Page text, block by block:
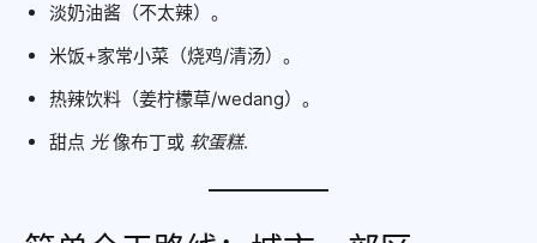
淡奶油酱（不太辣）。
米饭+家常小菜（烧鸡/清汤）。
热辣饮料（姜柠檬草/wedang）。
甜点 光像布丁或 软蛋糕.